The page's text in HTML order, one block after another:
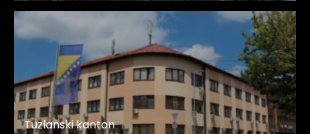
Tuzlanski kanton